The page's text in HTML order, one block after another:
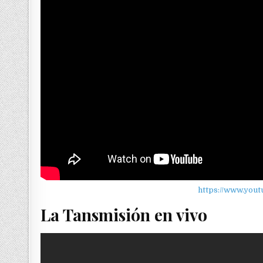
https://
La Tansmisión en vivo